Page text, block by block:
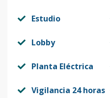
Estudio
Lobby
Planta Eléctrica
Vigilancia 24 horas